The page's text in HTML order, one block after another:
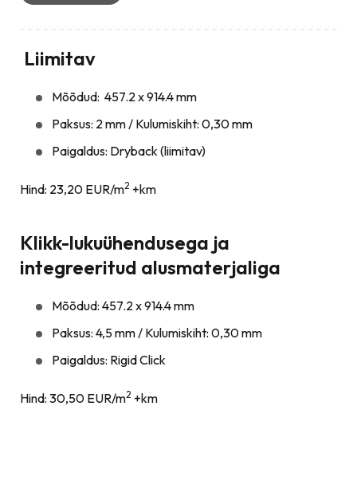
Liimitav
Mõõdud: 457.2 x 914.4 mm
Paksus: 2 mm / Kulumiskiht: 0,30 mm
Paigaldus: Dryback (liimitav)
Hind: 23,20 EUR/m2 +km
Klikk-lukuühendusega ja
integreeritud alusmaterjaliga
Mõõdud: 457.2 x 914.4 mm
Paksus: 4,5 mm / Kulumiskiht: 0,30 mm
Paigaldus: Rigid Click
Hind: 30,50 EUR/m2 +km